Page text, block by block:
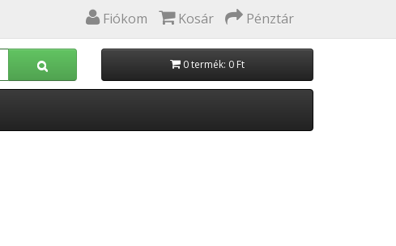
Fiókom Kosár Pénztár
0 termék: 0 Ft